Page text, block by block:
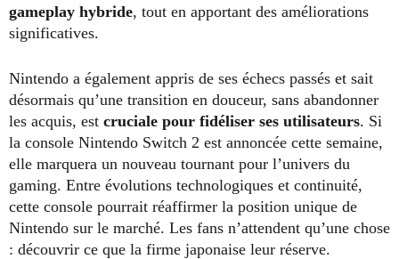
gameplay hybride, tout en apportant des améliorations
significatives.
Nintendo a également appris de ses échecs passés et sait
désormais qu’une transition en douceur, sans abandonner
les acquis, est cruciale pour fidéliser ses utilisateurs. Si
la console Nintendo Switch 2 est annoncée cette semaine,
elle marquera un nouveau tournant pour l’univers du
gaming. Entre évolutions technologiques et continuité,
cette console pourrait réaffirmer la position unique de
Nintendo sur le marché. Les fans n’attendent qu’une chose
: découvrir ce que la firme japonaise leur réserve.